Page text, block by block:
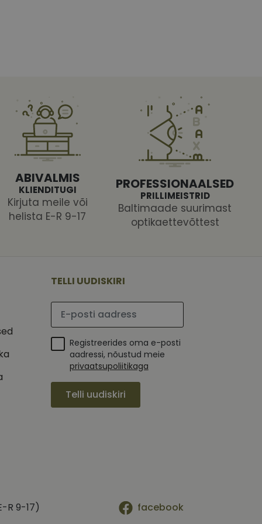
ABIVALMIS
KLIENDITUGI
Kirjuta meile või
helista E-R 9-17
PROFESSIONAALSED
PRILLIMEISTRID
Baltimaade suurimast
optikaettevõttest
TELLI UUDISKIRI
Palun sisesta e-posti aadress
Registreerides oma e-posti
aadressi, nõustud meie
privaatsupoliitikaga
Telli uudiskiri
R 9-17) facebook
küpsiste
selleks, et Cookie-
See on
eest
kasutajate
genereeritud
andmete
aadressi
teha kindlaks,
näiteks reaalajas